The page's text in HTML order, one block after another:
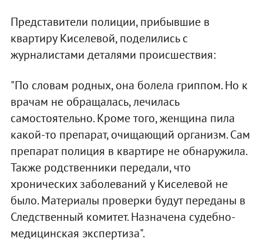
Представители полиции, прибывшие в
квартиру Киселевой, поделились с
журналистами деталями происшествия:
"По словам родных, она болела гриппом. Но к
врачам не обращалась, лечилась
самостоятельно. Кроме того, женщина пила
какой-то препарат, очищающий организм. Сам
препарат полиция в квартире не обнаружила.
Также родственники передали, что
хронических заболеваний у Киселевой не
было. Материалы проверки будут переданы в
Следственный комитет. Назначена судебно-
медицинская экспертиза".